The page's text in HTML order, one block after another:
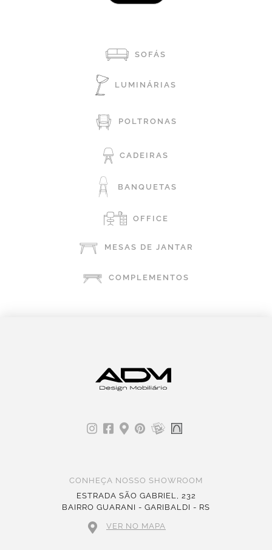
SOFÁS
LUMINÁRIAS
POLTRONAS
CADEIRAS
BANQUETAS
OFFICE
MESAS DE JANTAR
COMPLEMENTOS
CONHEÇA NOSSO SHOWROOM
ESTRADA SÃO GABRIEL, 232
BAIRRO GUARANI - GARIBALDI - RS
VER NO MAPA